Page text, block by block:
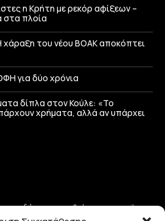
η Κρήτη με ρεκόρ αφίξεων –
στα πλοία
του νέου ΒΟΑΚ αποκόπτει
για δύο χρόνια
δίπλα στον Κούλε: «Το
χρήματα, αλλά αν υπάρχει
ειδήσεις απευθείας στο email σας